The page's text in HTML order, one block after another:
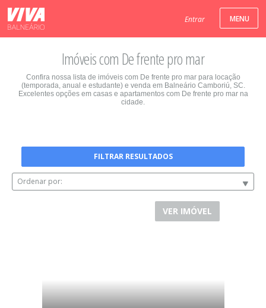
Entrar
Imóveis com De frente pro mar
Confira nossa lista de imóveis com De frente pro mar para locação
(temporada, anual e estudante) e venda em Balneário Camboriú, SC.
Excelentes opções em casas e apartamentos com De frente pro mar na
cidade.
FILTRAR RESULTADOS
Ordenar por:
VER IMÓVEL